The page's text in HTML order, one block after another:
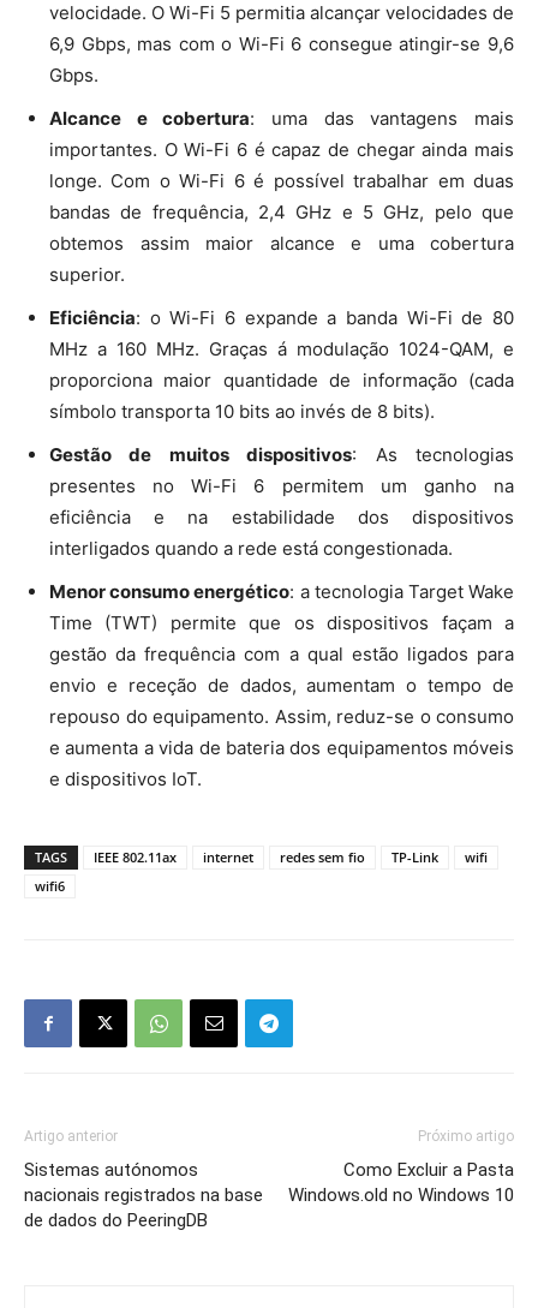
velocidade. O Wi-Fi 5 permitia alcançar velocidades de
6,9 Gbps, mas com o Wi-Fi 6 consegue atingir-se 9,6
Gbps.
Alcance e cobertura: uma das vantagens mais
importantes. O Wi-Fi 6 é capaz de chegar ainda mais
longe. Com o Wi-Fi 6 é possível trabalhar em duas
bandas de frequência, 2,4 GHz e 5 GHz, pelo que
obtemos assim maior alcance e uma cobertura
superior.
Eficiência: o Wi-Fi 6 expande a banda Wi-Fi de 80
MHz a 160 MHz. Graças á modulação 1024-QAM, e
proporciona maior quantidade de informação (cada
símbolo transporta 10 bits ao invés de 8 bits).
Gestão de muitos dispositivos: As tecnologias
presentes no Wi-Fi 6 permitem um ganho na
eficiência e na estabilidade dos dispositivos
interligados quando a rede está congestionada.
Menor consumo energético: a tecnologia Target Wake
Time (TWT) permite que os dispositivos façam a
gestão da frequência com a qual estão ligados para
envio e receção de dados, aumentam o tempo de
repouso do equipamento. Assim, reduz-se o consumo
e aumenta a vida de bateria dos equipamentos móveis
e dispositivos IoT.
TAGS IEEE 802.11ax internet redes sem fio TP-Link
wifi
wifi6
Artigo anterior
Sistemas autónomos
nacionais registrados na base
de dados do PeeringDB
Próximo artigo
Como Excluir a Pasta
Windows.old no Windows 10